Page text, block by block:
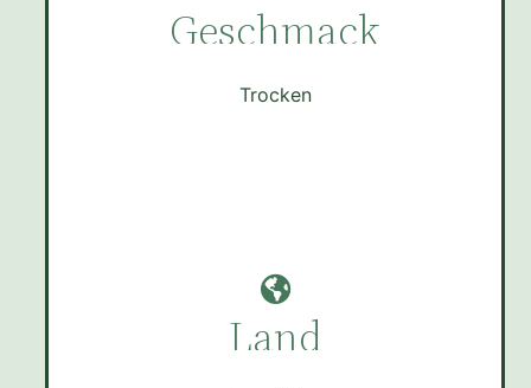
Geschmack
Trocken
Land